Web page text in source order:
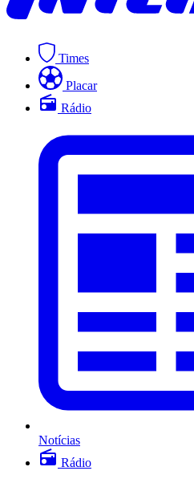
Times
Placar
Rádio
Notícias
Rádio